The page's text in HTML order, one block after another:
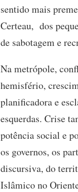
sentido mais
Certeau, dos
de sabotagem e
Na metrópole,
hemisfério,
planificadora e
esquerdas. Crise
potência social e
os governos, os
discursiva, do
Islâmico no